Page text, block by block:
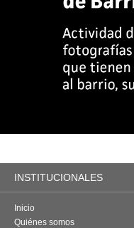
INSTITUCIONALES
Inicio
Quiénes somos